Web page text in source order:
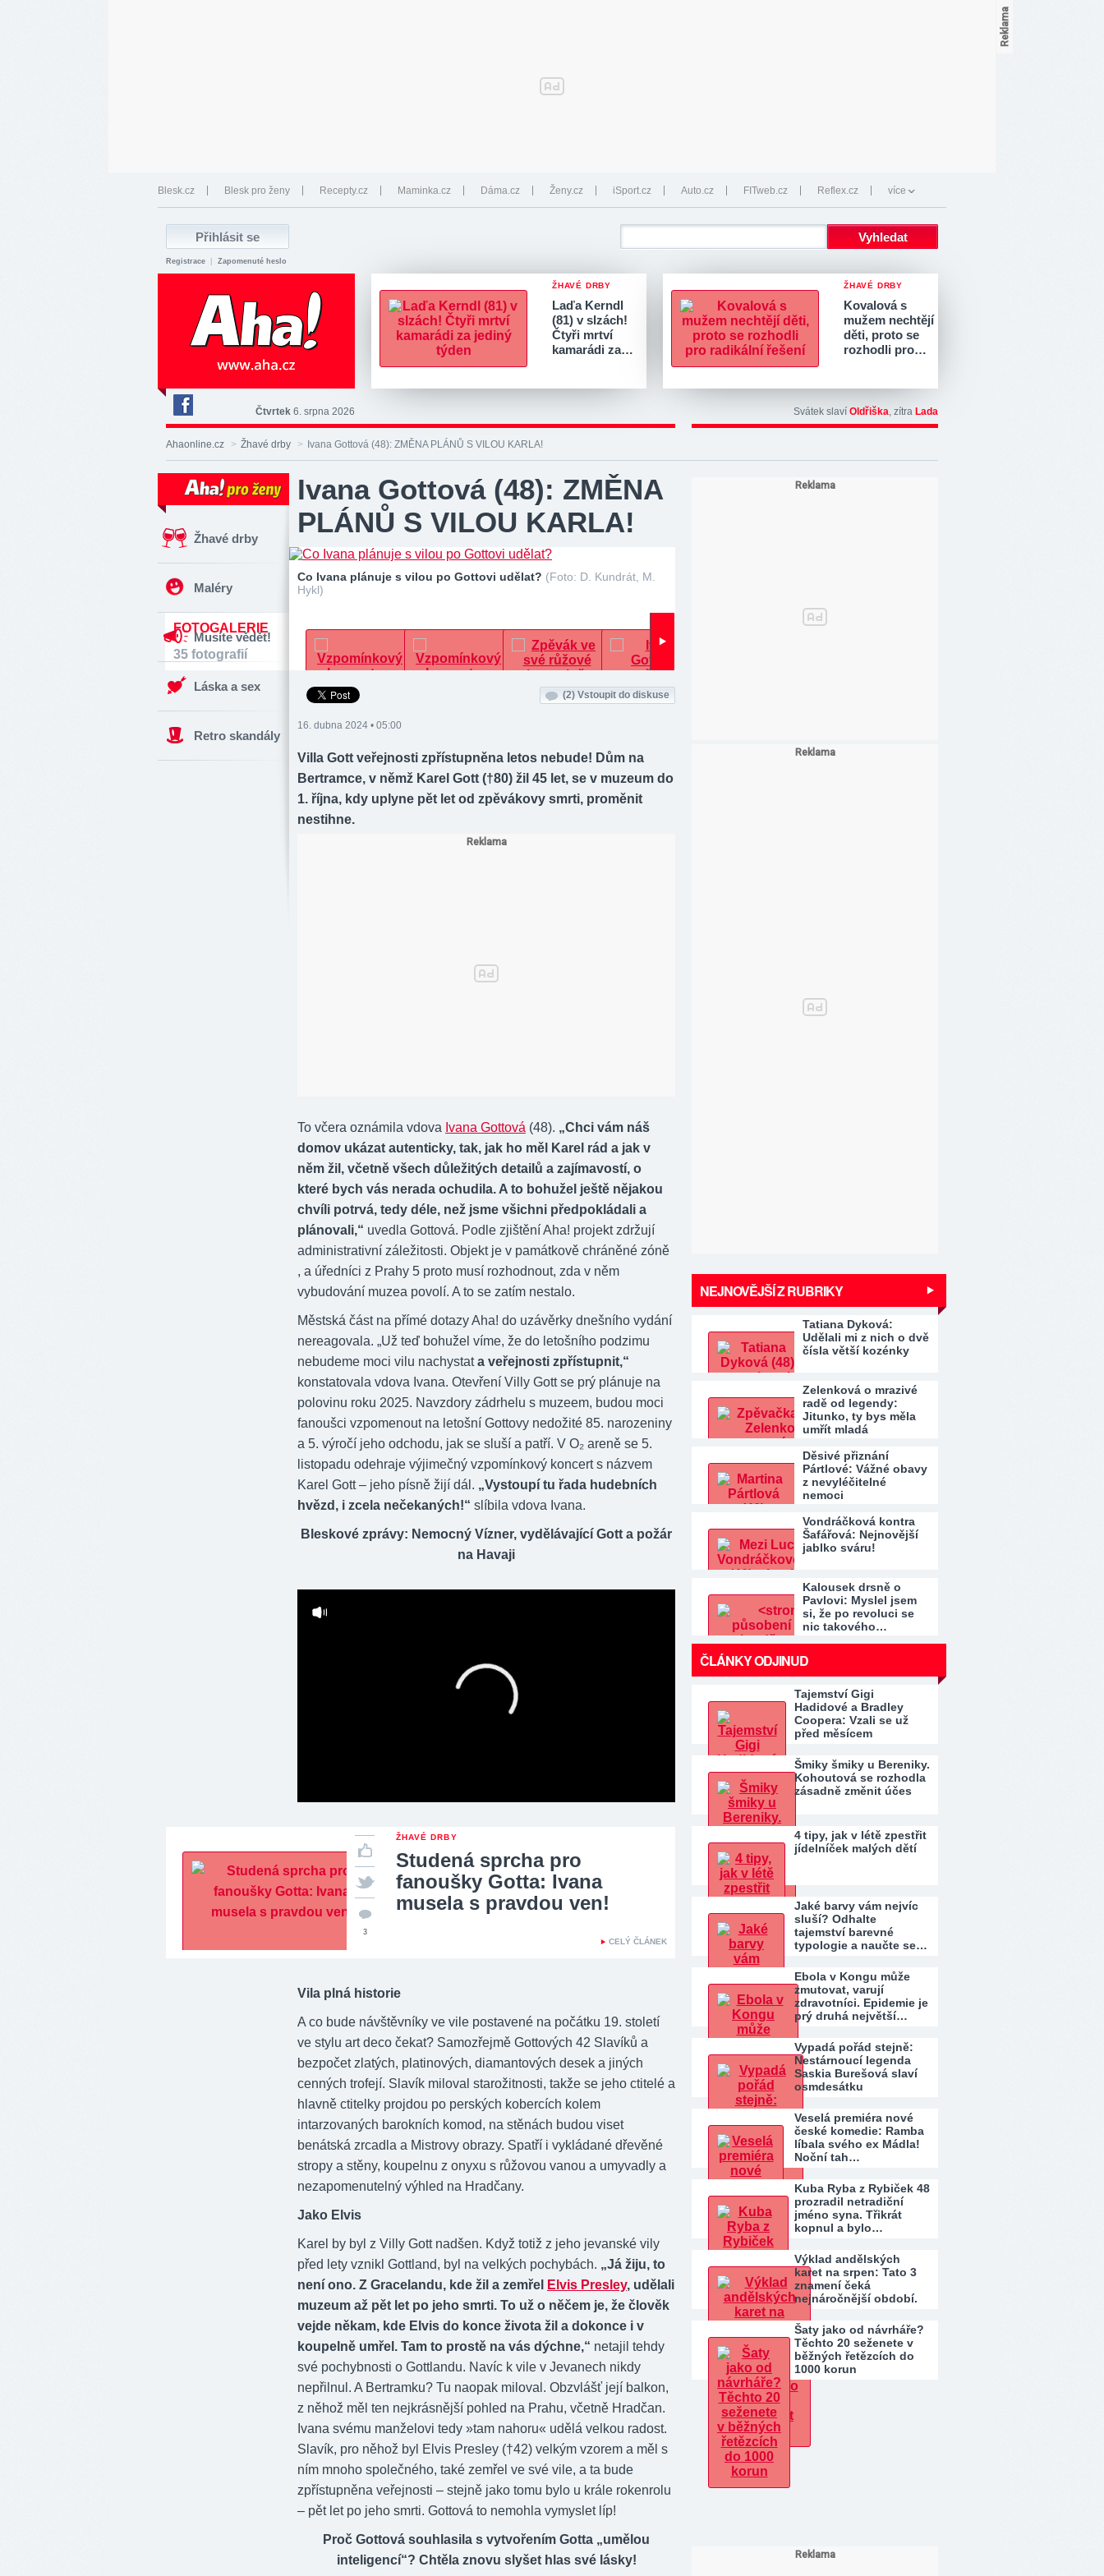
Blesk.cz Blesk pro ženy Recepty.cz Maminka.cz Dáma.cz Ženy.cz iSport.cz Auto.cz FITweb.cz Reflex.cz více
Registrace Zapomenuté heslo
ŽHAVÉ DRBY
Laďa Kerndl
(81) v slzách!
Čtyři mrtví
kamarádi za…
ŽHAVÉ DRBY
Kovalová s
mužem nechtějí
děti, proto se
rozhodli pro…
Deník
Aha!
na
Čtvrtek 6. srpna 2026 Svátek slaví Oldřiška, zítra Lada
Ahaonline.cz > Žhavé drby > Ivana Gottová (48): ZMĚNA PLÁNŮ S VILOU KARLA!
Žhavé drby
Maléry
Musíte vědět!
Láska a sex
Retro skandály
Ivana Gottová (48): ZMĚNA
PLÁNŮ S VILOU KARLA!
Co Ivana plánuje s vilou po Gottovi udělat? (Foto: D. Kundrát, M.
Hykl)
FOTOGALERIE
35 fotografií
(2) Vstoupit do diskuse
16. dubna 2024 • 05:00
Villa Gott veřejnosti zpřístupněna letos nebude! Dům na
Bertramce, v němž Karel Gott (†80) žil 45 let, se v muzeum do
1. října, kdy uplyne pět let od zpěvákovy smrti, proměnit
nestihne.
To včera oznámila vdova Ivana Gottová (48). „Chci vám náš
domov ukázat autenticky, tak, jak ho měl Karel rád a jak v
něm žil, včetně všech důležitých detailů a zajímavostí, o
které bych vás nerada ochudila. A to bohužel ještě nějakou
chvíli potrvá, tedy déle, než jsme všichni předpokládali a
plánovali,“ uvedla Gottová. Podle zjištění Aha! projekt zdržují
administrativní záležitosti. Objekt je v památkově chráněné zóně
, a úředníci z Prahy 5 proto musí rozhodnout, zda v něm
vybudování muzea povolí. A to se zatím nestalo.
Městská část na přímé dotazy Aha! do uzávěrky dnešního vydání
nereagovala. „Už teď bohužel víme, že do letošního podzimu
nebudeme moci vilu nachystata veřejnosti zpřístupnit,“
konstatovala vdova Ivana. Otevření Villy Gott se prý plánuje na
polovinu roku 2025. Navzdory zádrhelu s muzeem, budou moci
fanoušci vzpomenout na letošní Gottovy nedožité 85. narozeniny
a 5. výročí jeho odchodu, jak se sluší a patří. V O₂ areně se 5.
listopadu odehraje výjimečný vzpomínkový koncert s názvem
Karel Gott – jeho písně žijí dál. „Vystoupí tu řada hudebních
hvězd, i zcela nečekaných!“ slíbila vdova Ivana.
Bleskové zprávy: Nemocný Vízner, vydělávající Gott a požár
na Havaji
ŽHAVÉ DRBY
Studená sprcha pro
fanoušky Gotta: Ivana
musela s pravdou ven!
CELÝ ČLÁNEK
3
Vila plná historie
A co bude návštěvníky ve vile postavené na počátku 19. století
ve stylu art deco čekat? Samozřejmě Gottových 42 Slavíků a
bezpočet zlatých, platinových, diamantových desek a jiných
cenných trofejí. Slavík miloval starožitnosti, takže se jeho ctitelé a
hlavně ctitelky projdou po perských kobercích kolem
intarzovaných barokních komod, na stěnách budou viset
benátská zrcadla a Mistrovy obrazy. Spatří i vykládané dřevěné
stropy a stěny, koupelnu z onyxu s růžovou vanou a umyvadly a
nezapomenutelný výhled na Hradčany.
Jako Elvis
Karel by byl z Villy Gott nadšen. Když totiž z jeho jevanské vily
před lety vznikl Gottland, byl na velkých pochybách. „Já žiju, to
není ono. Z Gracelandu, kde žil a zemřel
Elvis Presley, udělali
muzeum až pět let po jeho smrti. To už o něčem je, že člověk
vejde někam, kde Elvis do konce života žil a dokonce i v
koupelně umřel. Tam to prostě na vás dýchne,“ netajil tehdy
své pochybnosti o Gottlandu. Navíc k vile v Jevanech nikdy
nepřilnul. A Bertramku? Tu naopak miloval. Obzvlášť její balkon,
z něhož měl ten nejkrásnější pohled na Prahu, včetně Hradčan.
Ivana svému manželovi tedy »tam nahoru« udělá velkou radost.
Slavík, pro něhož byl Elvis Presley (†42) velkým vzorem a měl s
ním mnoho společného, také zemřel ve své vile, a ta bude
zpřístupněna veřejnosti – stejně jako tomu bylo u krále rokenrolu
– pět let po jeho smrti. Gottová to nemohla vymyslet líp!
Proč Gottová souhlasila s vytvořením Gotta „umělou
inteligencí“? Chtěla znovu slyšet hlas své lásky!
NEJNOVĚJŠÍ Z RUBRIKY
Tatiana Dyková:
Udělali mi z nich o dvě
čísla větší kozénky
Zelenková o mrazivé
radě od legendy:
Jitunko, ty bys měla
umřít mladá
Děsivé přiznání
Pártlové: Vážné obavy
z nevyléčitelné
nemoci
Vondráčková kontra
Šafářová: Nejnovější
jablko sváru!
Kalousek drsně o
Pavlovi: Myslel jsem
si, že po revoluci se
nic takového…
ČLÁNKY ODJINUD
Tajemství Gigi
Hadidové a Bradley
Coopera: Vzali se už
před měsícem
Šmiky šmiky u Bereniky.
Kohoutová se rozhodla
zásadně změnit účes
4 tipy, jak v létě zpestřit
jídelníček malých dětí
Jaké barvy vám nejvíc
sluší? Odhalte
tajemství barevné
typologie a naučte se…
Ebola v Kongu může
zmutovat, varují
zdravotníci. Epidemie je
prý druhá největší…
Vypadá pořád stejně:
Nestárnoucí legenda
Saskia Burešová slaví
osmdesátku
Veselá premiéra nové
české komedie: Ramba
líbala svého ex Mádla!
Noční tah…
Kuba Ryba z Rybiček 48
prozradil netradiční
jméno syna. Třikrát
kopnul a bylo…
Výklad andělských
karet na srpen: Tato 3
znamení čeká
nejnáročnější období.
Šaty jako od návrháře?
Těchto 20 seženete v
běžných řetězcích do
1000 korun